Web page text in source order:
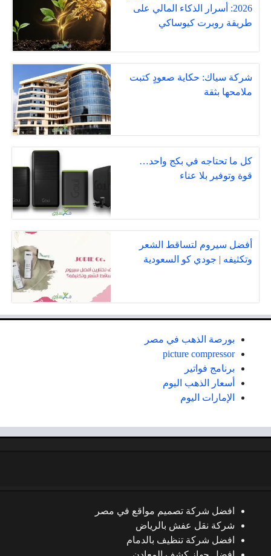
2026: أسرار الذكاء المالي على
طريقة روبرت كيوساكي
شركة سياك: حكاية صعودٍ كتبت
ملامحها بثقة
كل ما تحتاجه في بكج واحد…
قوة وتوفير بلا عناء
أفضل سيروم لتساقط الشعر
وتكثيفه | جودي كو السعودية
بورصة الذهب في مصر
picture compressor
برنامج فواتير
أسعار الذهب اليوم
الإمارات اليوم
افضل شركة تصميم مواقع في مصر
شركة نقل عفش بالرياض
افضل شركة تنظيف بالدمام